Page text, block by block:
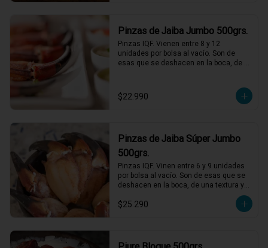
Pinzas de Jaiba Jumbo 500grs.
Pinzas IQF. Vienen entre 8 y 12
unidades por bolsa al vacío. Son de
esas que se deshacen en la boca, de
mayonesas de varios sabores.
$22.990
Pinzas de Jaiba Súper Jumbo
500grs.
Pinzas IQF. Vinen entre 6 y 9 unidades
por bolsa al vacío. Son de esas que se
deshacen en la boca, de una textura y
sabor incomparables, solo descongelar
bien y acompañar con mayonesas de
$25.290